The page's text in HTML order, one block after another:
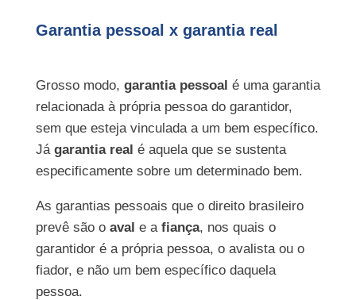
Garantia pessoal x garantia real
Grosso modo, garantia pessoal é uma garantia
relacionada à própria pessoa do garantidor,
sem que esteja vinculada a um bem específico.
Já garantia real é aquela que se sustenta
especificamente sobre um determinado bem.
As garantias pessoais que o direito brasileiro
prevê são o aval e a fiança, nos quais o
garantidor é a própria pessoa, o avalista ou o
fiador, e não um bem específico daquela
pessoa.